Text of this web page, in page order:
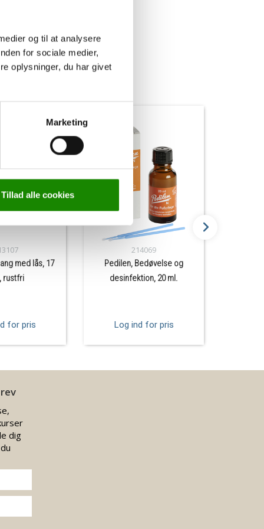
og til at analysere
for sociale medier,
oplysninger, du har givet
Marketing
Tillad alle cookies
med lås, 17
rustfri
for pris
214069
Pedilen, Bedøvelse og
desinfektion, 20 ml.
Log ind for pris
dig